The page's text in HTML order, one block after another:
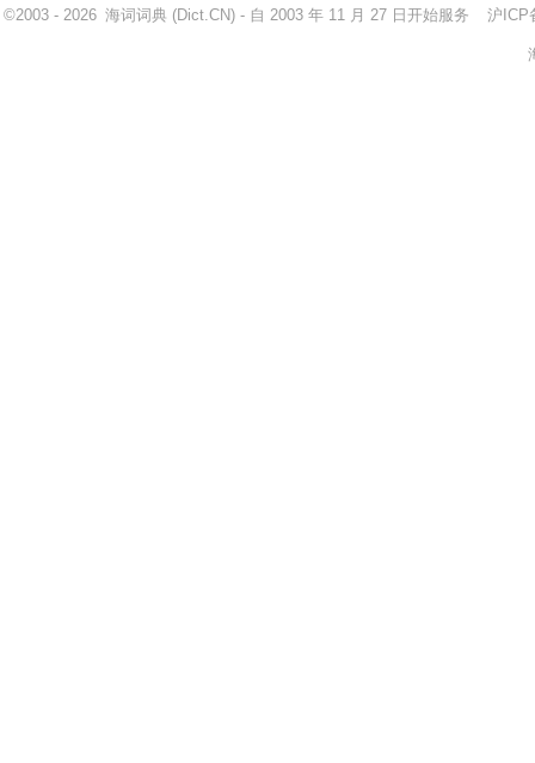
©2003 - 2026 海词词典 (Dict.CN) - 自 2003 年 11 月 27 日开始服务 沪ICP